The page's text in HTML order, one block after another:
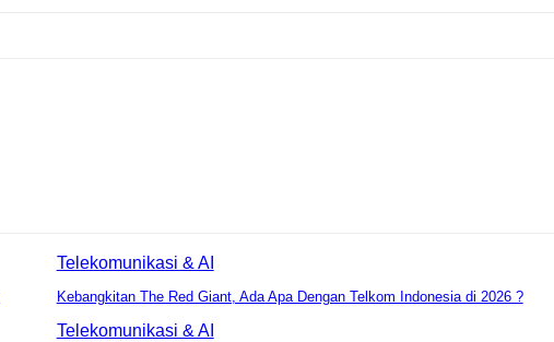
Telekomunikasi & AI
Kebangkitan The Red Giant, Ada Apa Dengan Telkom Indonesia di 2026 ?
Telekomunikasi & AI